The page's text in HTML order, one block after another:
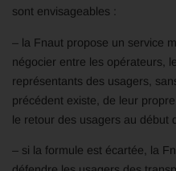
sont envisageables :
– la Fnaut propose un service
négocier entre les opérateurs,
représentants des usagers,
précédent existe, de leur
le retour des usagers au début
– si la formule est écartée, la